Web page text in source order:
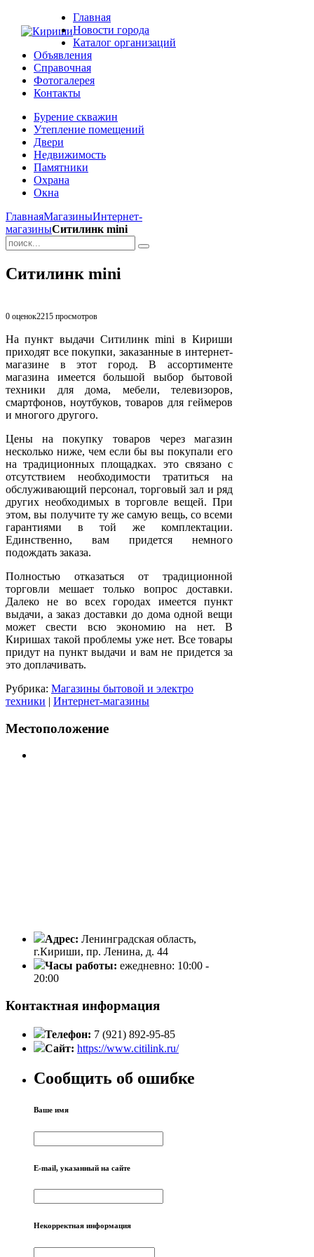
Главная
Новости города
Каталог организаций
Объявления
Справочная
Фотогалерея
Контакты
Бурение скважин
Утепление помещений
Двери
Недвижимость
Памятники
Охрана
Окна
ГлавнаяМагазиныИнтернет-
магазиныСитилинк mini
Ситилинк mini
0 оценок2215 просмотров
На пункт выдачи Ситилинк mini в Кириши
приходят все покупки, заказанные в интернет-
магазине в этот город. В ассортименте
магазина имеется большой выбор бытовой
техники для дома, мебели, телевизоров,
смартфонов, ноутбуков, товаров для геймеров
и многого другого.
Цены на покупку товаров через магазин
несколько ниже, чем если бы вы покупали его
на традиционных площадках. это связано с
отсутствием необходимости тратиться на
обслуживающий персонал, торговый зал и ряд
других необходимых в торговле вещей. При
этом, вы получите ту же самую вещь, со всеми
гарантиями в той же комплектации.
Единственно, вам придется немного
подождать заказа.
Полностью отказаться от традиционной
торговли мешает только вопрос доставки.
Далеко не во всех городах имеется пункт
выдачи, а заказ доставки до дома одной вещи
может свести всю экономию на нет. В
Киришах такой проблемы уже нет. Все товары
придут на пункт выдачи и вам не придется за
это доплачивать.
Рубрика: Магазины бытовой и электро
техники | Интернет-магазины
Местоположение
Адрес: Ленинградская область,
г.Кириши, пр. Ленина, д. 44
Часы работы: ежедневно: 10:00 -
20:00
Контактная информация
Телефон: 7 (921) 892-95-85
Сайт: https://www.citilink.ru/
Сообщить об ошибке
Ваше имя
E-mail, указанный на сайте
Некорректная информация